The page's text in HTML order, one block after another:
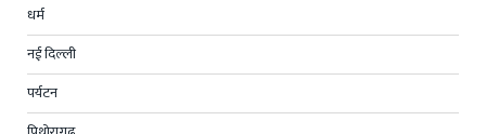
धर्म
नई दिल्ली
पर्यटन